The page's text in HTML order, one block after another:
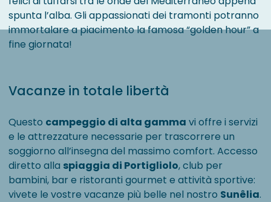
spunta l’alba. Gli appassionati dei tramonti potranno
immortalare a piacimento la famosa “golden hour” a
fine giornata!
Vacanze in totale libertà
Questo campeggio di alta gamma vi offre i servizi
e le attrezzature necessarie per trascorrere un
soggiorno all’insegna del massimo comfort. Accesso
diretto alla spiaggia di Portigliolo, club per
bambini, bar e ristoranti gourmet e attività sportive:
vivete le vostre vacanze più belle nel nostro Sunêlia.